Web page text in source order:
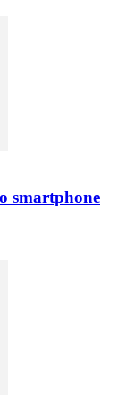
smartphone